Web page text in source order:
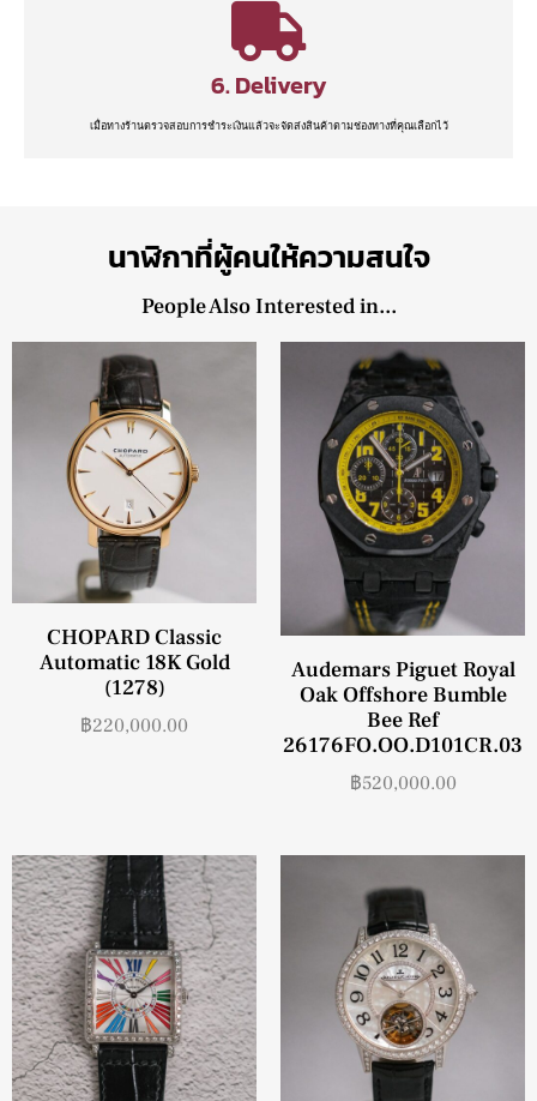
6. Delivery
เมื่อทางร้านตรวจสอบการชำระเงินแล้วจะจัดส่งสินค้าตามช่องทางที่คุณเลือกไว้
นาฬิกาที่ผู้คนให้ความสนใจ
People Also Interested in...
CHOPARD Classic
Automatic 18K Gold
(1278)
฿220,000.00
Audemars Piguet Royal
Oak Offshore Bumble
Bee Ref
26176FO.OO.D101CR.03
฿520,000.00